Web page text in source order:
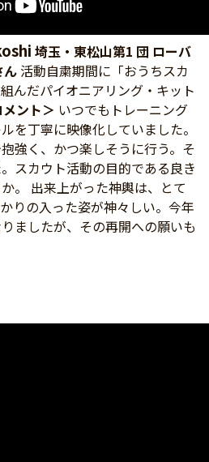
埼玉・東松山第1 団 ローバ
活動自粛期間に「おうちスカ
んだパイオニアリング・キット
ント＞ いつでもトレーニング
を丁寧に映像化していました。
強く、かつ楽しそうに行う。そ
スカウト活動の目的である良き
。 出来上がった神輿は、とて
りの入った姿が神々しい。今年
ましたが、その再開への願いも